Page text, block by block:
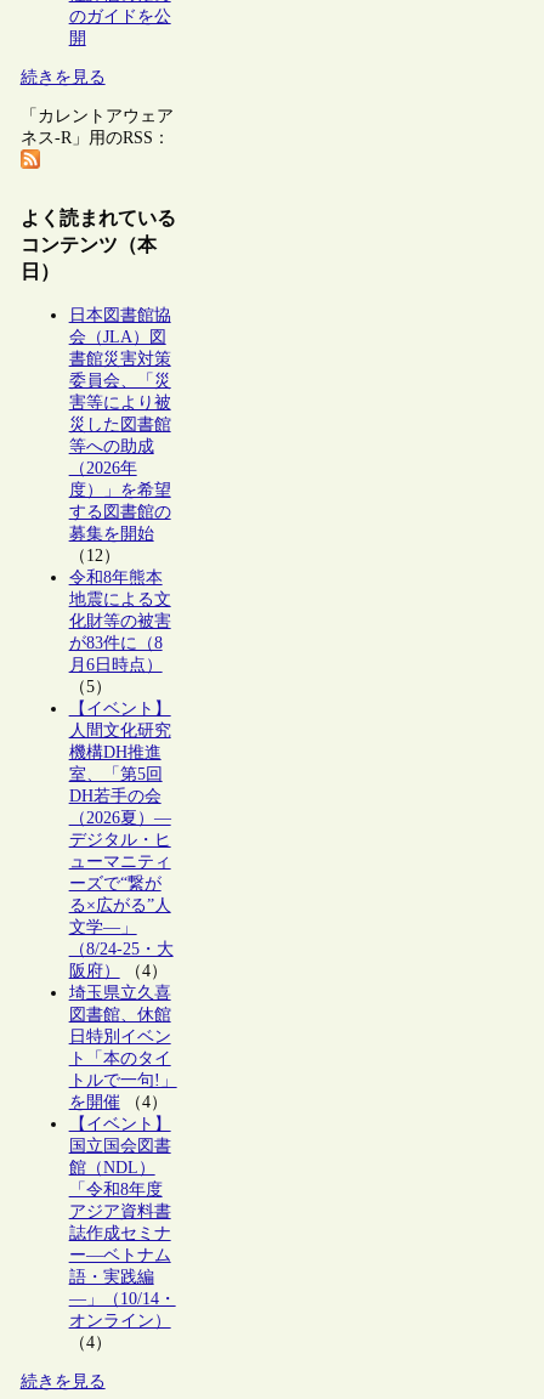
のガイドを公
開
続きを見る
「カレントアウェア
ネス-R」用のRSS：
よく読まれている
コンテンツ（本
日）
日本図書館協
会（JLA）図
書館災害対策
委員会、「災
害等により被
災した図書館
等への助成
（2026年
度）」を希望
する図書館の
募集を開始
（12）
令和8年熊本
地震による文
化財等の被害
が83件に（8
月6日時点）
（5）
【イベント】
人間文化研究
機構DH推進
室、「第5回
DH若手の会
（2026夏）―
デジタル・ヒ
ューマニティ
ーズで“繋が
る×広がる”人
文学―」
（8/24-25・大
阪府）
（4）
埼玉県立久喜
図書館、休館
日特別イベン
ト「本のタイ
トルで一句!」
を開催（4）
【イベント】
国立国会図書
館（NDL）
「令和8年度
アジア資料書
誌作成セミナ
ー―ベトナム
語・実践編
―」（10/14・
オンライン）
（4）
続きを見る